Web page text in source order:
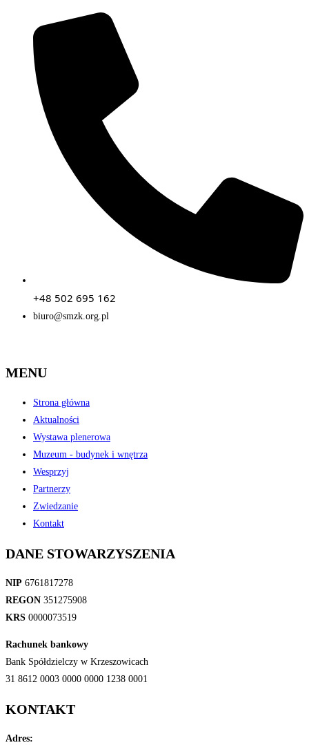
+48 502 695 162
biuro@smzk.org.pl
MENU
Strona główna
Aktualności
Wystawa plenerowa
Muzeum - budynek i wnętrza
Wesprzyj
Partnerzy
Zwiedzanie
Kontakt
DANE STOWARZYSZENIA
NIP 6761817278
REGON 351275908
KRS 0000073519
Rachunek bankowy
Bank Spółdzielczy w Krzeszowicach
31 8612 0003 0000 0000 1238 0001
KONTAKT
Adres: